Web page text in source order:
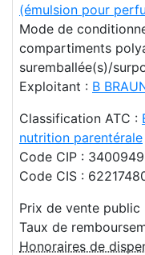
(émulsion pour
Mode de
compartiments
suremballée(s)/
Exploitant : B
Classification ATC :
nutrition parentérale
Code CIP :
Code CIS :
Prix de vente public
Taux de
Honoraires de